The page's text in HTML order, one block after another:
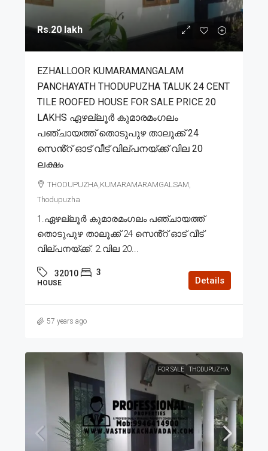
Rs.20 lakh
EZHALLOOR KUMARAMANGALAM
PANCHAYATH THODUPUZHA TALUK 24 CENT
TILE ROOFED HOUSE FOR SALE PRICE 20
LAKHS ഏഴല്ലൂർ കുമാരമംഗലം
പഞ്ചായത്ത് തൊടുപുഴ താലൂക്ക് 24
സെൻ്റ് ഓട് വീട് വില്പനയ്ക്ക് വില 20
ലക്ഷം
THODUPUZHA,KUMARAMARAMGALSAM,
Thodupuzha
1.ഏഴല്ലൂർ കുമാരമംഗലം പഞ്ചായത്ത്
തൊടുപുഴ താലൂക്ക് 24 സെൻ്റ് ഓട് വീട്
വില്പനയ്ക്ക്. 2.വില 20...
32010 3
HOUSE Details
57 years ago
FOR SALE THODUPUZHA